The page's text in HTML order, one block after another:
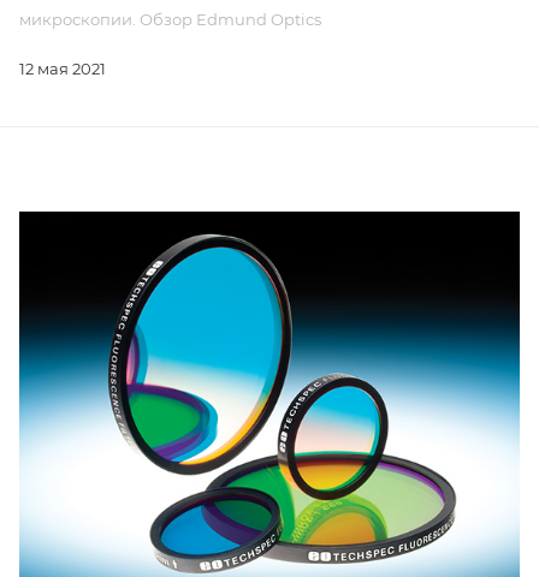
микроскопии. Обзор Edmund Optics
12 мая 2021